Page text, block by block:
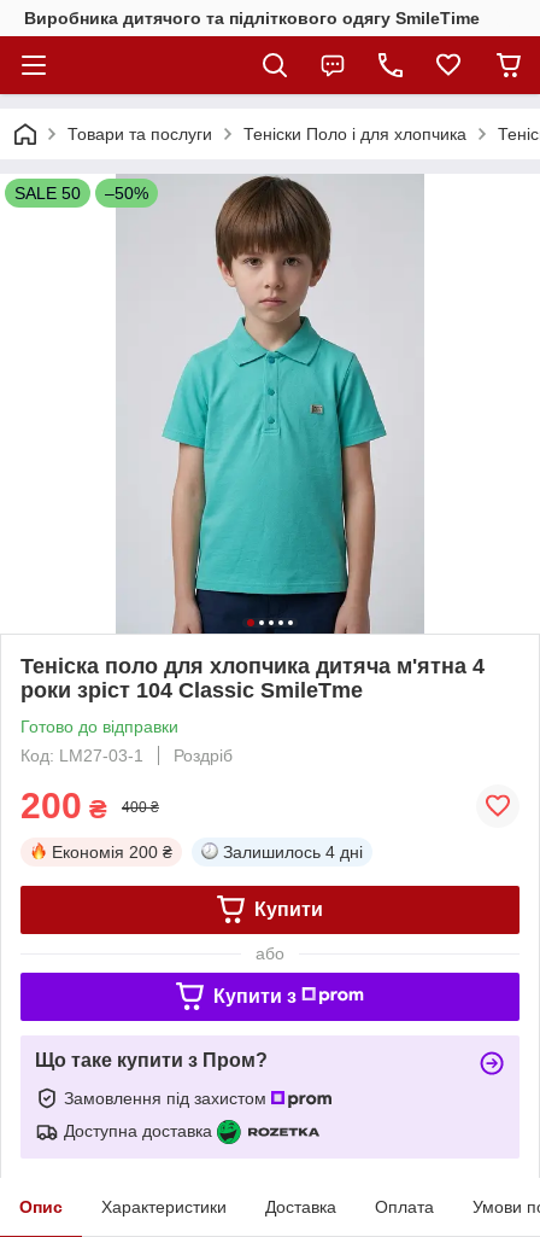
Виробника дитячого та підліткового одягу SmileTime
Товари та послуги Теніски Поло і для хлопчика
SALE 50 –50%
Теніска поло для хлопчика дитяча м'ятна 4
роки зріст 104 Classic SmileTme
Готово до відправки
Код: LM27-03-1
Роздріб
200 ₴ 400 ₴
Економія 200 ₴ Залишилось 4 дні
Купити
або
Купити з
Що таке купити з Пром?
Замовлення під захистом
Доступна доставка
Опис Характеристики Доставка Оплата Умови